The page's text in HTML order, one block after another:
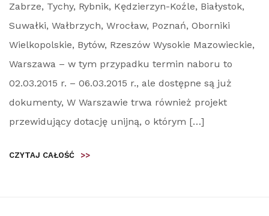
Zabrze, Tychy, Rybnik, Kędzierzyn-Koźle, Białystok,
Suwałki, Wałbrzych, Wrocław, Poznań, Oborniki
Wielkopolskie, Bytów, Rzeszów Wysokie Mazowieckie,
Warszawa – w tym przypadku termin naboru to
02.03.2015 r. – 06.03.2015 r., ale dostępne są już
dokumenty, W Warszawie trwa również projekt
przewidujący dotację unijną, o którym […]
CZYTAJ CAŁOŚĆ >>